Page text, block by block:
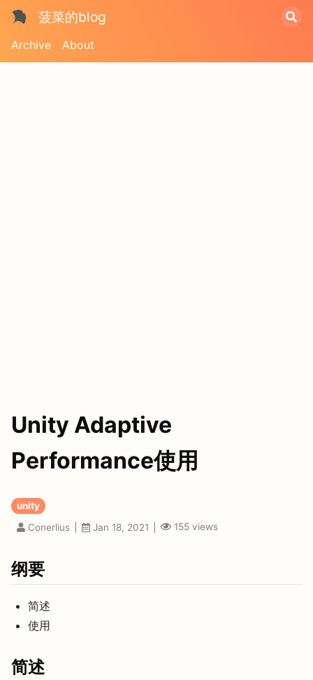
菠菜的blog
Archive About
Unity Adaptive
Performance使用
unity
Conerlius
Jan 18, 2021 155 views
纲要
简述
使用
简述